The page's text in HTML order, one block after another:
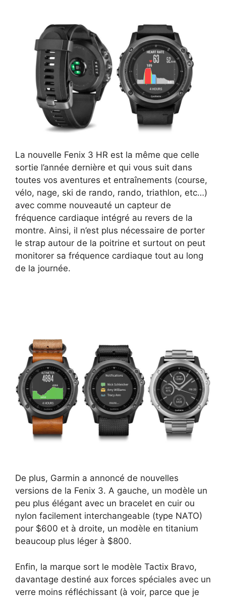
La nouvelle Fenix 3 HR est la même que celle
sortie l’année dernière et qui vous suit dans
toutes vos aventures et entraînements (course,
vélo, nage, ski de rando, rando, triathlon, etc…)
avec comme nouveauté un capteur de
fréquence cardiaque intégré au revers de la
montre. Ainsi, il n’est plus nécessaire de porter
le strap autour de la poitrine et surtout on peut
monitorer sa fréquence cardiaque tout au long
de la journée.
De plus, Garmin a annoncé de nouvelles
versions de la Fenix 3. A gauche, un modèle un
peu plus élégant avec un bracelet en cuir ou
nylon facilement interchangeable (type NATO)
pour $600 et à droite, un modèle en titanium
beaucoup plus léger à $800.
Enfin, la marque sort le modèle Tactix Bravo,
davantage destiné aux forces spéciales avec un
verre moins réfléchissant (à voir, parce que je